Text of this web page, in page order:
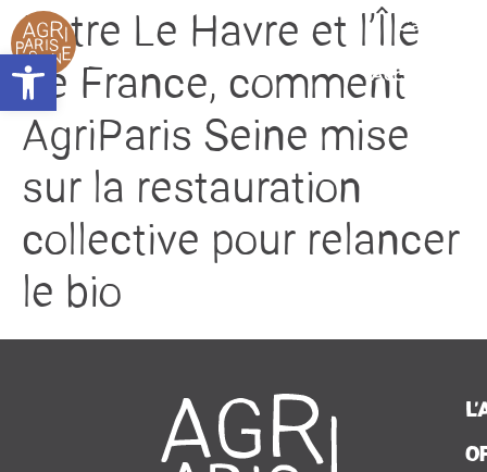
Ouvrir la barre d’outils
principal
Entre Le Havre et l’Île
de France, comment
AgriParis Seine mise
sur la restauration
collective pour relancer
le bio